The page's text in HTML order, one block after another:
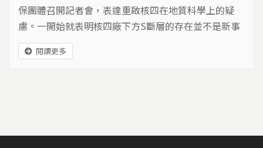
保團體召開記者會，表達重啟核四在地質科學上的疑
慮。一開始就表明核四廠下方S斷層的存在並不是新事
證，台電早就得知S斷層存在。 當時台電在做調查時，
只限於海岸線外50公里內，所以認為只有30幾公里的
閱讀更多